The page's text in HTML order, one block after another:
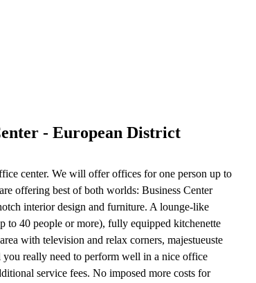
- European District
center. We will offer offices for one person up to
offering best of both worlds: Business Center
interior design and furniture. A lounge-like
to 40 people or more), fully equipped kitchenette
with television and relax corners, majestueuste
really need to perform well in a nice office
service fees. No imposed more costs for